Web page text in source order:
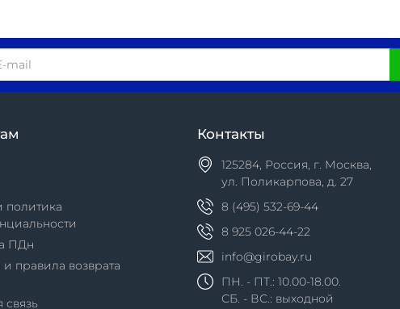
политика
ПДн
и правила возврата
связь
Контакты
125284, Россия, г. Москва,
ул. Поликарпова, д. 27
8 (495) 532-69-44
8 925 026-44-22
info@girobay.ru
ПН. - ПТ.: 10.00-18.00.
СБ. - ВС.: выходной